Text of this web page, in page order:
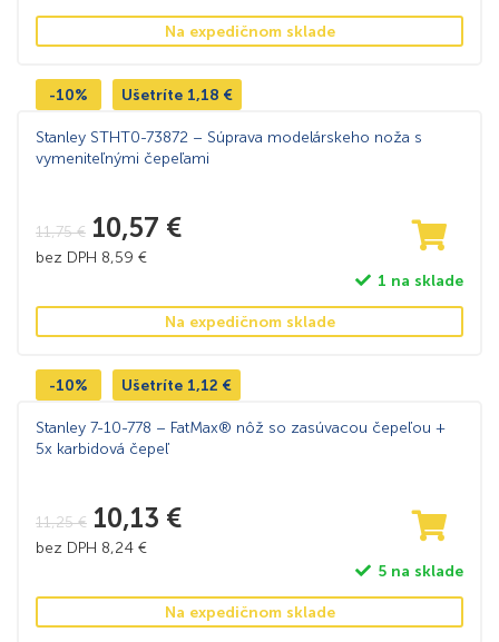
Na expedičnom sklade
-10% Ušetríte 1,18 €
Stanley STHT0-73872 – Súprava modelárskeho noža s
vymeniteľnými čepeľami
11,75€ 10,57 €
bez DPH 8,59 €
1 na sklade
Na expedičnom sklade
-10% Ušetríte 1,12 €
Stanley 7-10-778 – FatMax® nôž so zasúvacou čepeľou +
5x karbidová čepeľ
11,25€ 10,13 €
bez DPH 8,24 €
5 na sklade
Na expedičnom sklade